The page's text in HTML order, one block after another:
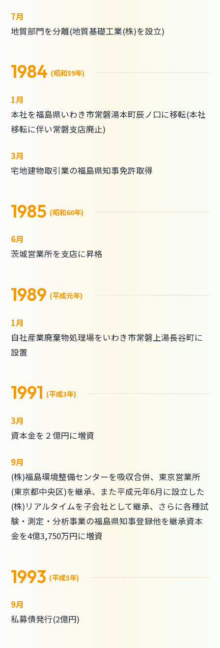
7月
地質部門を分離(地質基礎工業(株)を設立)
1984 (昭和59年)
1月
本社を福島県いわき市常磐湯本町辰ノ口に移転(本社
移転に伴い常磐支店廃止)
3月
宅地建物取引業の福島県知事免許取得
1985 (昭和60年)
6月
茨城営業所を支店に昇格
1989 (平成元年)
1月
自社産業廃棄物処理場をいわき市常磐上湯長谷町に
設置
1991 (平成3年)
3月
資本金を２億円に増資
9月
(株)福島環境整備センターを吸収合併、東京営業所
(東京都中央区)を継承、また平成元年6月に設立した
(株)リアルタイムを子会社として継承、さらに各種試
験・測定・分析事業の福島県知事登録他を継承資本
金を4億3,750万円に増資
1993 (平成5年)
9月
私募債発行(2億円)